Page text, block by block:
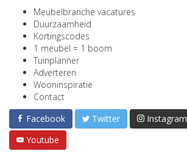
Meubelbranche vacatures
Duurzaamheid
Kortingscodes
1 meubel = 1 boom
Tuinplanner
Adverteren
Wooninspiratie
Contact
Facebook
Twitter Instagram
Youtube